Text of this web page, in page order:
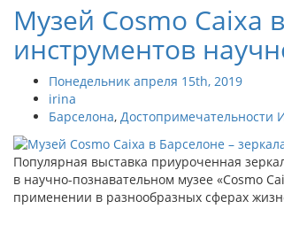
Музей Cosmo Caixa
инструментов
Понедельник апреля 15th, 2019
irina
Барселона, Достопримечательности
Популярная выставка приуроченная
в научно-познавательном музее «Cosmo
применении в разнообразных сферах